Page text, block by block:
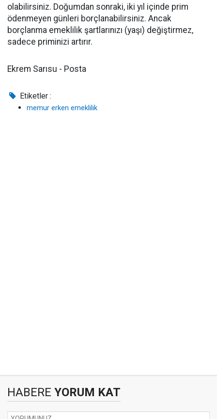
olabilirsiniz. Doğumdan sonraki, iki yıl içinde prim
ödenmeyen günleri borçlanabilirsiniz. Ancak
borçlanma emeklilik şartlarınızı (yaşı) değiştirmez,
sadece priminizi artırır.
Ekrem Sarısu - Posta
Etiketler :
memur erken emeklilik
HABERE YORUM KAT